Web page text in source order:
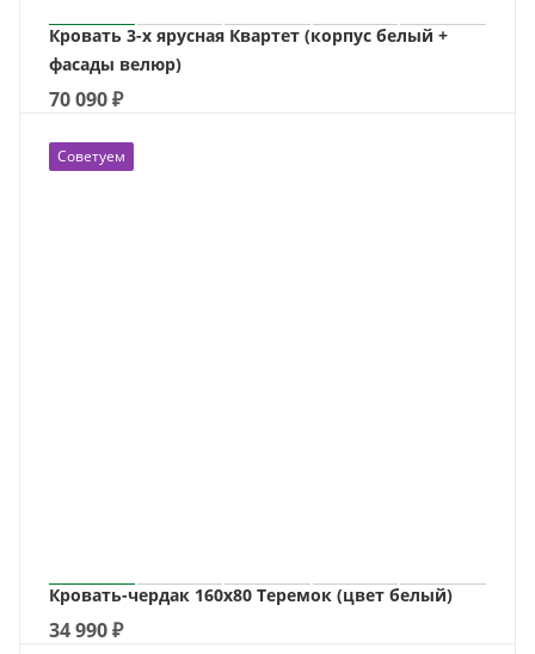
Кровать 3-х ярусная Квартет (корпус белый +
фасады велюр)
70 090₽
Советуем
Кровать-чердак 160х80 Теремок (цвет белый)
34 990₽